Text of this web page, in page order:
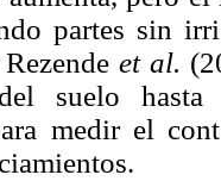
partes sin
et al.
suelo hasta
medir el